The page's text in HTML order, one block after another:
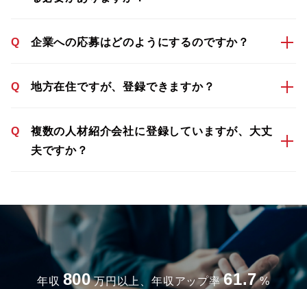
Q 企業への応募はどのようにするのですか？
Q 地方在住ですが、登録できますか？
Q
複数の人材紹介会社に登録していますが、大丈
夫ですか？
年収 800 万円以上、年収アップ率 61.7 %